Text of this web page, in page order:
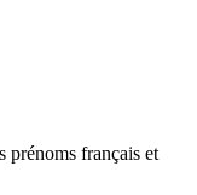
prénoms français et